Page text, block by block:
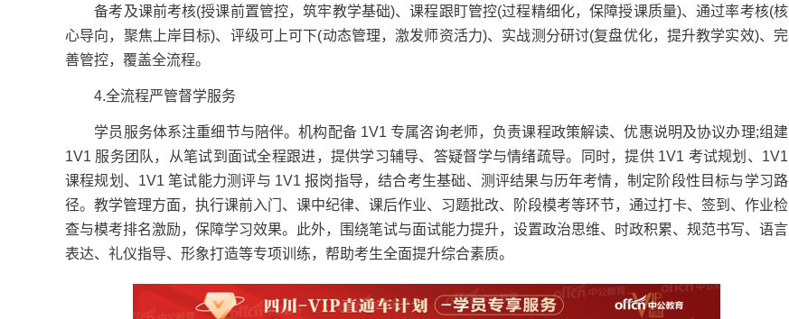
备考及课前考核(授课前置管控，筑牢教学基础)、课程跟盯管控(过程精细化，保障授课质量)、通过率考核(核
心导向，聚焦上岸目标)、评级可上可下(动态管理，激发师资活力)、实战测分研讨(复盘优化，提升教学实效)、完
善管控，覆盖全流程。
4.全流程严管督学服务
学员服务体系注重细节与陪伴。机构配备 1V1 专属咨询老师，负责课程政策解读、优惠说明及协议办理;组建
1V1 服务团队，从笔试到面试全程跟进，提供学习辅导、答疑督学与情绪疏导。同时，提供 1V1 考试规划、1V1
课程规划、1V1 笔试能力测评与 1V1 报岗指导，结合考生基础、测评结果与历年考情，制定阶段性目标与学习路
径。教学管理方面，执行课前入门、课中纪律、课后作业、习题批改、阶段模考等环节，通过打卡、签到、作业检
查与模考排名激励，保障学习效果。此外，围绕笔试与面试能力提升，设置政治思维、时政积累、规范书写、语言
表达、礼仪指导、形象打造等专项训练，帮助考生全面提升综合素质。